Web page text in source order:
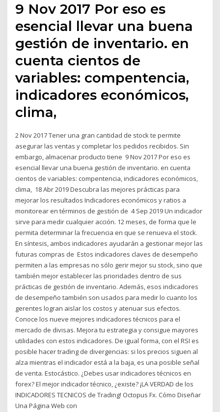
9 Nov 2017 Por eso es
esencial llevar una buena
gestión de inventario. en
cuenta cientos de
variables: compentencia,
indicadores económicos,
clima,
2 Nov 2017 Tener una gran cantidad de stock te permite
asegurar las ventas y completar los pedidos recibidos. Sin
embargo, almacenar producto tiene 9 Nov 2017 Por eso es
esencial llevar una buena gestión de inventario. en cuenta
cientos de variables: compentencia, indicadores económicos,
clima, 18 Abr 2019 Descubra las mejores prácticas para
mejorar los resultados Indicadores económicos y ratios a
monitorear en términos de gestión de 4 Sep 2019 Un indicador
sirve para medir cualquier acción. 12 meses, de forma que le
permita determinar la frecuencia en que se renueva el stock.
En síntesis, ambos indicadores ayudarán a gestionar mejor las
futuras compras de Estos indicadores claves de desempeño
permiten a las empresas no sólo gerir mejor su stock, sino que
también mejor establecer las prioridades dentro de sus
prácticas de gestión de inventario. Además, esos indicadores
de desempeño también son usados para medir lo cuanto los
gerentes logran aislar los costos y atenuar sus efectos.
Conoce los nueve mejores indicadores técnicos para el
mercado de divisas. Mejora tu estrategia y consigue mayores
utilidades con estos indicadores. De igual forma, con el RSI es
posible hacer trading de divergencias: si los precios siguen al
alza mientras el indicador está a la baja, es una posible señal
de venta. Estocástico. ¿Debes usar indicadores técnicos en
forex? El mejor indicador técnico, ¿existe? ¡LA VERDAD de los
INDICADORES TECNICOS de Trading! Octopus Fx. Cómo Diseñar
Una Página Web con